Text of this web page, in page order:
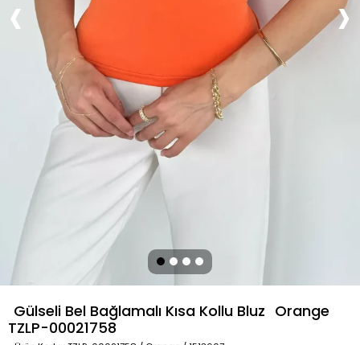
Gülseli Bel Bağlamalı Kısa Kollu Bluz Orange
TZLP-00021758